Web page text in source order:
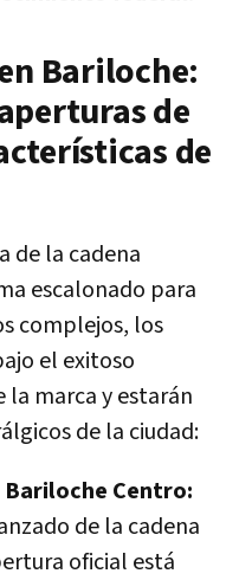
Bariloche:
de
de
de la cadena
escalonado para
complejos, los
el exitoso
la marca y estarán
de la ciudad:
Bariloche Centro:
de la cadena
oficial está